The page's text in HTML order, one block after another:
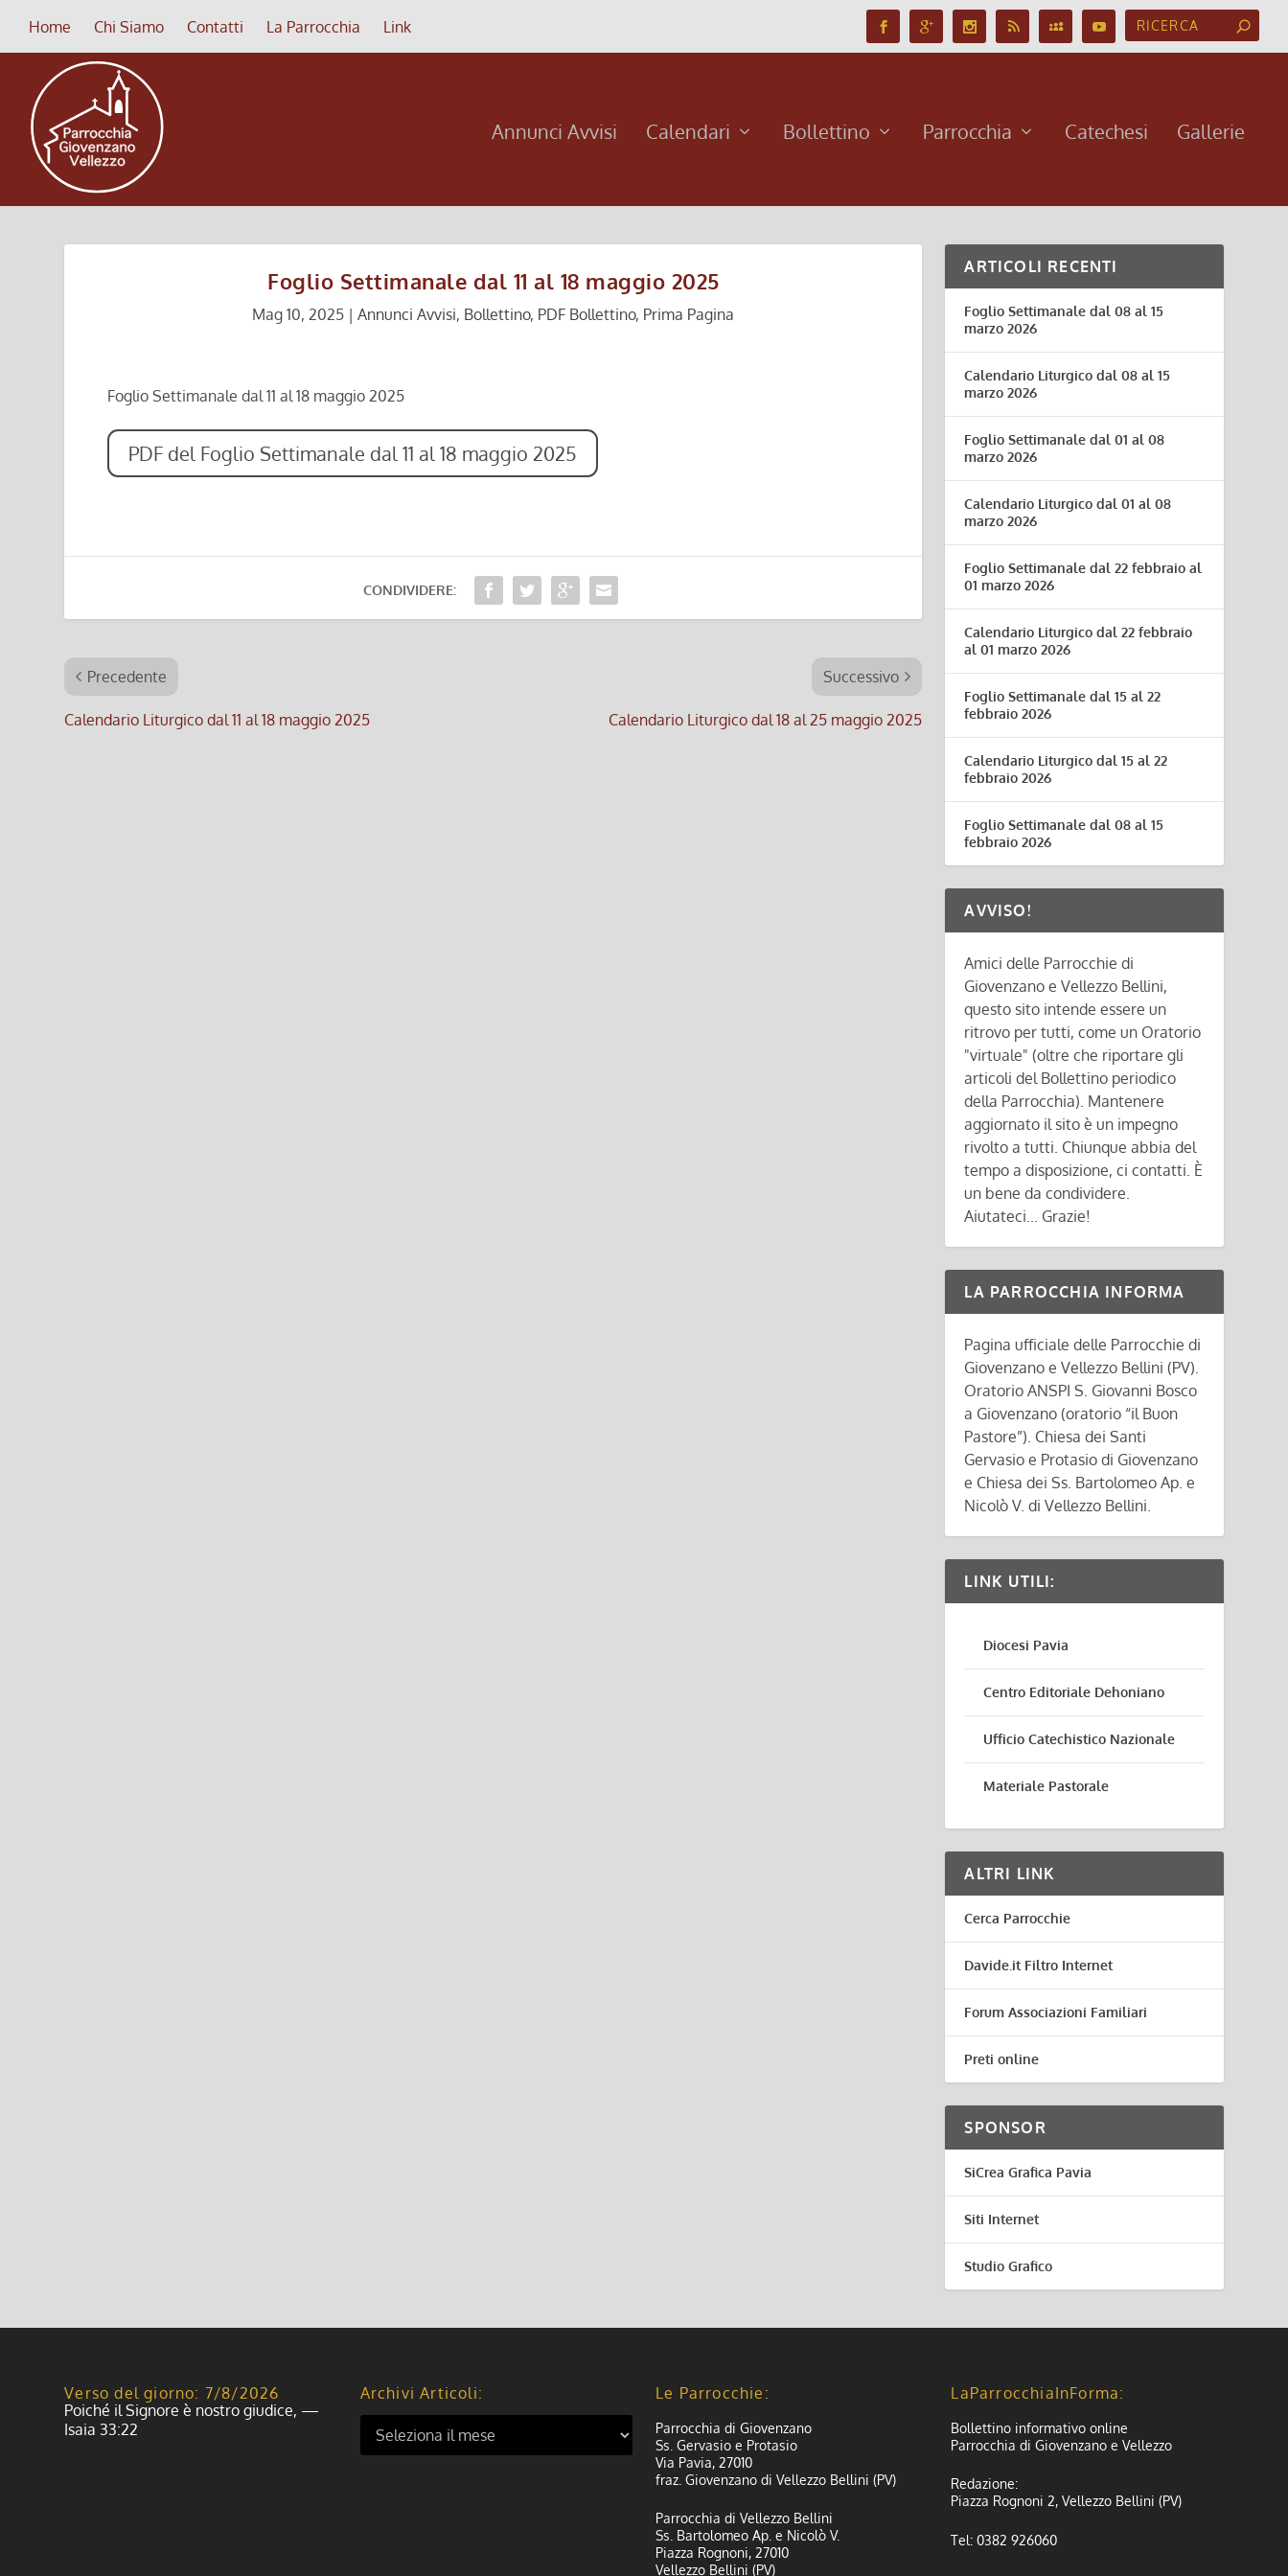
Home Chi Siamo Contatti La Parrocchia Link
Annunci Avvisi Calendari Bollettino Parrocchia Catechesi Gallerie
Foglio Settimanale dal 11 al 18 maggio 2025
Mag 10, 2025 |Annunci Avvisi, Bollettino, PDF Bollettino, Prima Pagina
Foglio Settimanale dal 11 al 18 maggio 2025
PDF del Foglio Settimanale dal 11 al 18 maggio 2025
CONDIVIDERE:
Precedente
Calendario Liturgico dal 11 al 18 maggio 2025
Successivo
Calendario Liturgico dal 18 al 25 maggio 2025
ARTICOLI RECENTI
Foglio Settimanale dal 08 al 15
marzo 2026
Calendario Liturgico dal 08 al 15
marzo 2026
Foglio Settimanale dal 01 al 08
marzo 2026
Calendario Liturgico dal 01 al 08
marzo 2026
Foglio Settimanale dal 22 febbraio al
01 marzo 2026
Calendario Liturgico dal 22 febbraio
al 01 marzo 2026
Foglio Settimanale dal 15 al 22
febbraio 2026
Calendario Liturgico dal 15 al 22
febbraio 2026
Foglio Settimanale dal 08 al 15
febbraio 2026
AVVISO!
Amici delle Parrocchie di
Giovenzano e Vellezzo Bellini,
questo sito intende essere un
ritrovo per tutti, come un Oratorio
"virtuale" (oltre che riportare gli
articoli del Bollettino periodico
della Parrocchia). Mantenere
aggiornato il sito è un impegno
rivolto a tutti. Chiunque abbia del
tempo a disposizione, ci contatti. È
un bene da condividere.
Aiutateci... Grazie!
LA PARROCCHIA INFORMA
Pagina ufficiale delle Parrocchie di
Giovenzano e Vellezzo Bellini (PV).
Oratorio ANSPI S. Giovanni Bosco
a Giovenzano (oratorio “il Buon
Pastore”). Chiesa dei Santi
Gervasio e Protasio di Giovenzano
e Chiesa dei Ss. Bartolomeo Ap. e
Nicolò V. di Vellezzo Bellini.
LINK UTILI:
Diocesi Pavia
Centro Editoriale Dehoniano
Ufficio Catechistico Nazionale
Materiale Pastorale
ALTRI LINK
Cerca Parrocchie
Davide.it Filtro Internet
Forum Associazioni Familiari
Preti online
SPONSOR
SiCrea Grafica Pavia
Siti Internet
Studio Grafico
Verso del giorno: 7/8/2026
Poiché il Signore è nostro giudice, —
Isaia 33:22
Archivi Articoli: Le Parrocchie:
Parrocchia di Giovenzano
Ss. Gervasio e Protasio
Via Pavia, 27010
fraz. Giovenzano di Vellezzo Bellini (PV)
Parrocchia di Vellezzo Bellini
Ss. Bartolomeo Ap. e Nicolò V.
Piazza Rognoni, 27010
Vellezzo Bellini (PV)
LaParrocchiaInForma:
Bollettino informativo online
Parrocchia di Giovenzano e Vellezzo
Redazione:
Piazza Rognoni 2, Vellezzo Bellini (PV)
Tel: 0382 926060